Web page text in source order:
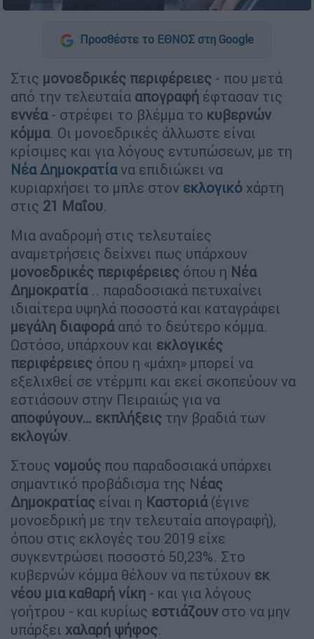
Προσθέστε το ΕΘΝΟΣ στη Google
Στις μονοεδρικές περιφέρειες - που μετά
από την τελευταία απογραφή έφτασαν τις
εννέα- στρέφει το βλέμμα το κυβερνών
κόμμα. Οι μονοεδρικές άλλωστε είναι
κρίσιμες και για λόγους εντυπώσεων, με τη
Νέα Δημοκρατίανα επιδιώκει να
κυριαρχήσει το μπλε στον εκλογικό χάρτη
στις 21 Μαΐου.
Μια αναδρομή στις τελευταίες
αναμετρήσεις δείχνει πως υπάρχουν
μονοεδρικές περιφέρειες όπου η Νέα
Δημοκρατία.. παραδοσιακά πετυχαίνει
ιδιαίτερα υψηλά ποσοστά και καταγράφει
μεγάλη διαφοράαπό το δεύτερο κόμμα.
Ωστόσο, υπάρχουν και εκλογικές
περιφέρειες όπου η «μάχη» μπορεί να
εξελιχθεί σε ντέρμπι και εκεί σκοπεύουν να
εστιάσουν στην Πειραιώς για να
αποφύγουν… εκπλήξεις την βραδιά των
εκλογών.
Στους νομούς που παραδοσιακά υπάρχει
σημαντικό προβάδισμα της Νέας
Δημοκρατίας είναι η Καστοριά(έγινε
μονοεδρική με την τελευταία απογραφή),
όπου στις εκλογές του 2019 είχε
συγκεντρώσει ποσοστό 50,23%. Στο
κυβερνών κόμμα θέλουν να πετύχουν εκ
νέου μια καθαρή νίκη - και για λόγους
γοήτρου - και κυρίως εστιάζουν στο να μην
υπάρξει χαλαρή ψήφος.